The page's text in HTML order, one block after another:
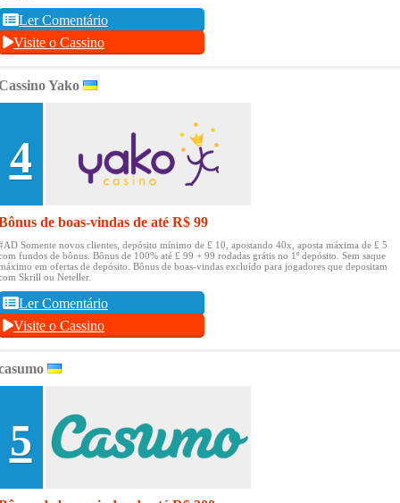
Ler Comentário
Visite o Cassino
Yako
4
de boas-vindas de até R$ 99
Somente novos clientes, depósito mínimo de £ 10, apostando 40x, aposta máxima de £ 5
fundos de bônus. Bônus de 100% até £ 99 + 99 rodadas grátis no 1º depósito. Sem saque
em ofertas de depósito. Bônus de boas-vindas excluído para jogadores que depositam
Skrill ou Neteller.
Ler Comentário
Visite o Cassino
5